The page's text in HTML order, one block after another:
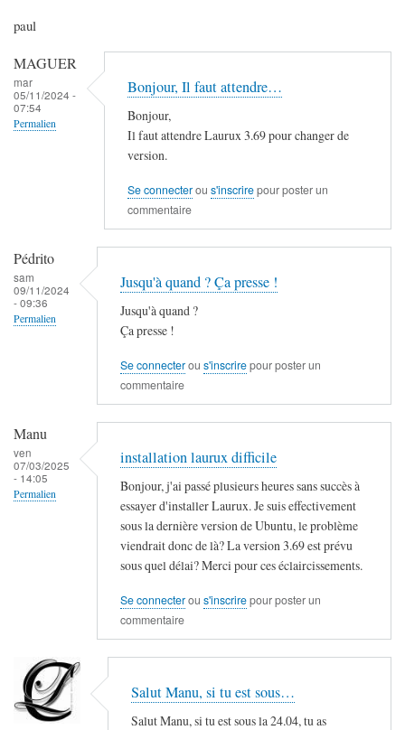
paul
MAGUER
mar
05/11/2024 -
07:54
Permalien
Bonjour, Il faut attendre…
Bonjour,
Il faut attendre Laurux 3.69 pour changer de
version.
Se connecterou s'inscrirepour poster un
commentaire
Pédrito
sam
09/11/2024
- 09:36
Permalien
Jusqu'à quand ? Ça presse !
Jusqu'à quand ?
Ça presse !
Se connecterou s'inscrirepour poster un
commentaire
Manu
ven
07/03/2025
- 14:05
Permalien
installation laurux difficile
Bonjour, j'ai passé plusieurs heures sans succès à
essayer d'installer Laurux. Je suis effectivement
sous la dernière version de Ubuntu, le problème
viendrait donc de là? La version 3.69 est prévu
sous quel délai? Merci pour ces éclaircissements.
Se connecterou s'inscrirepour poster un
commentaire
Salut Manu, si tu est sous…
Salut Manu, si tu est sous la 24.04, tu as